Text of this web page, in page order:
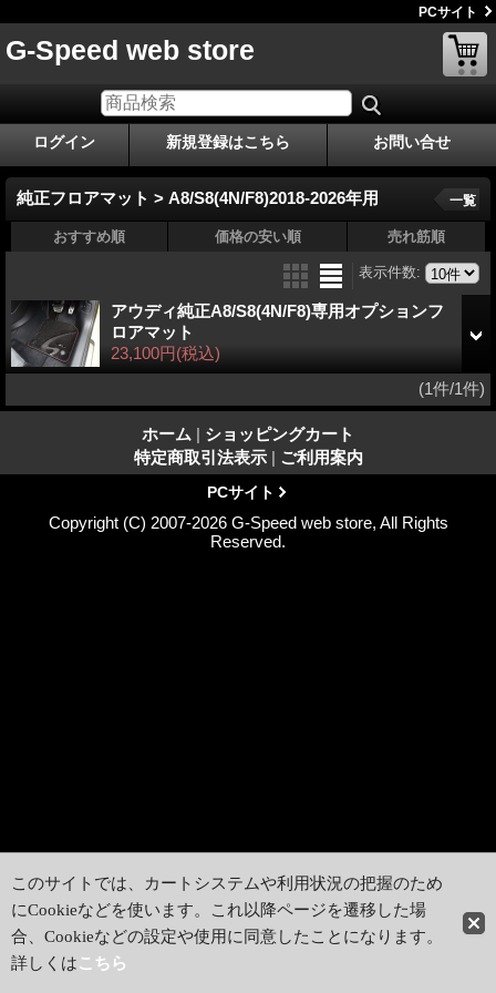
PCサイト
G-Speed web store
ログイン 新規登録はこちら お問い合せ
純正フロアマット > A8/S8(4N/F8)2018-2026年用 一覧
おすすめ順 価格の安い順 売れ筋順
表示件数:
アウディ純正A8/S8(4N/F8)専用オプションフ
ロアマット
23,100円(税込)
(1件/1件)
ホーム | ショッピングカート
特定商取引法表示 | ご利用案内
PCサイト
Copyright (C) 2007-2026 G-Speed web store, All Rights
Reserved.
このサイトでは、カートシステムや利用状況の把握のため
にCookieなどを使います。これ以降ページを遷移した場
合、Cookieなどの設定や使用に同意したことになります。
詳しくはこちら